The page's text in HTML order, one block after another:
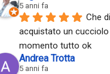
5 anni fa
Che
acquistato un cucciolo
momento tutto ok
Andrea Trotta
5 anni fa